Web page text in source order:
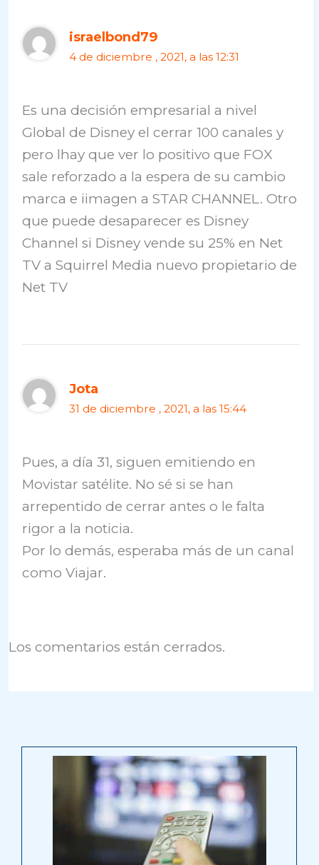
israelbond79
4 de diciembre , 2021, a las 12:31
Es una decisión empresarial a nivel
Global de Disney el cerrar 100 canales y
pero lhay que ver lo positivo que FOX
sale reforzado a la espera de su cambio
marca e iimagen a STAR CHANNEL. Otro
que puede desaparecer es Disney
Channel si Disney vende su 25% en Net
TV a Squirrel Media nuevo propietario de
Net TV
Jota
31 de diciembre , 2021, a las 15:44
Pues, a día 31, siguen emitiendo en
Movistar satélite. No sé si se han
arrepentido de cerrar antes o le falta
rigor a la noticia.
Por lo demás, esperaba más de un canal
como Viajar.
Los comentarios están cerrados.